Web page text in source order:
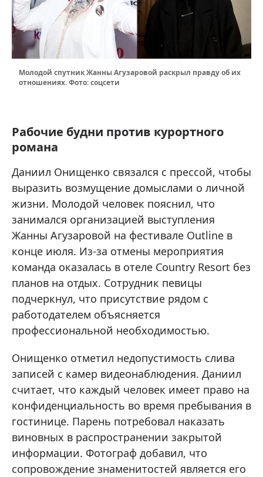
Молодой спутник Жанны Агузаровой раскрыл правду об их
отношениях. Фото: соцсети
Рабочие будни против курортного
романа
Даниил Онищенко связался с прессой, чтобы
выразить возмущение домыслами о личной
жизни. Молодой человек пояснил, что
занимался организацией выступления
Жанны Агузаровой на фестивале Outline в
конце июля. Из-за отмены мероприятия
команда оказалась в отеле Country Resort без
планов на отдых. Сотрудник певицы
подчеркнул, что присутствие рядом с
работодателем объясняется
профессиональной необходимостью.
Онищенко отметил недопустимость слива
записей с камер видеонаблюдения. Даниил
считает, что каждый человек имеет право на
конфиденциальность во время пребывания в
гостинице. Парень потребовал наказать
виновных в распространении закрытой
информации. Фотограф добавил, что
сопровождение знаменитостей является его